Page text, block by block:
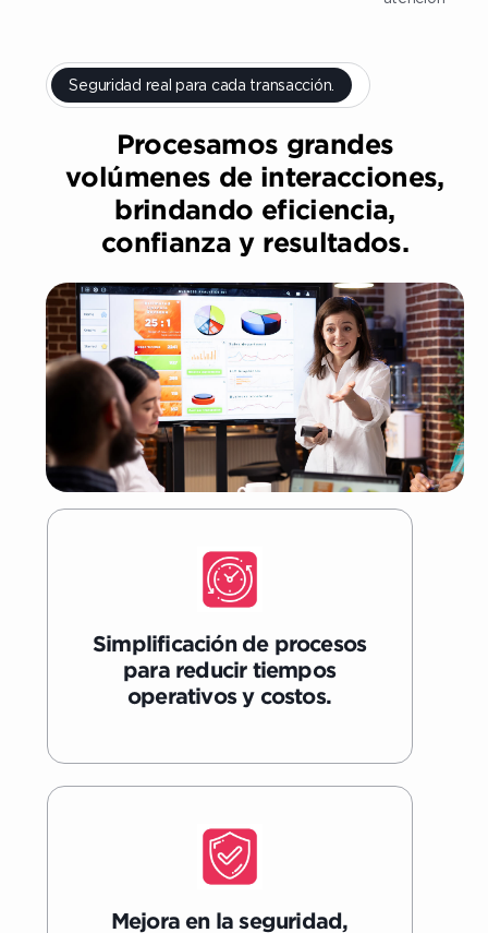
Seguridad real para cada transacción.
Procesamos grandes
volúmenes de interacciones,
brindando eficiencia,
confianza y resultados.
Simplificación de procesos
para reducir tiempos
operativos y costos.
Mejora en la seguridad,